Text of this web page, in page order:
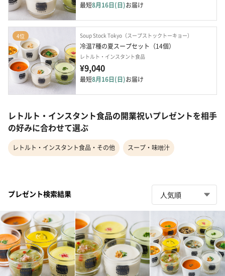
最短8月16日(日)お届け
4位 Soup Stock Tokyo（スープストックトーキョー）
冷温7種の夏スープセット（14個）
レトルト・インスタント食品
¥9,040
最短8月16日(日)お届け
レトルト・インスタント食品の開業祝いプレゼントを相手
の好みに合わせて選ぶ
レトルト・インスタント食品・その他 スープ・味噌汁
プレゼント検索結果